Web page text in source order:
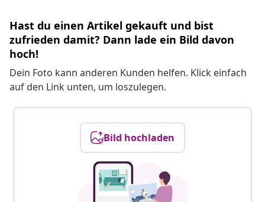
Hast du einen Artikel gekauft und bist
zufrieden damit? Dann lade ein Bild davon
hoch!
Dein Foto kann anderen Kunden helfen. Klick einfach
auf den Link unten, um loszulegen.
Bild hochladen